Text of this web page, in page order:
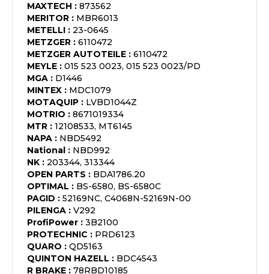
MAXTECH : 873562
MERITOR : MBR6013
METELLI : 23-0645
METZGER : 6110472
METZGER AUTOTEILE : 6110472
MEYLE : 015 523 0023, 015 523 0023/PD
MGA : D1446
MINTEX : MDC1079
MOTAQUIP : LVBD1044Z
MOTRIO : 8671019334
MTR : 12108533, MT6145
NAPA : NBD5492
National : NBD992
NK : 203344, 313344
OPEN PARTS : BDA1786.20
OPTIMAL : BS-6580, BS-6580C
PAGID : 52169NC, C4068N-52169N-00
PILENGA : V292
ProfiPower : 3B2100
PROTECHNIC : PRD6123
QUARO : QD5163
QUINTON HAZELL : BDC4543
R BRAKE : 78RBD10185